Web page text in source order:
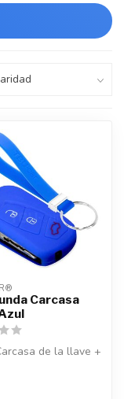
Carcasa
de la llave +